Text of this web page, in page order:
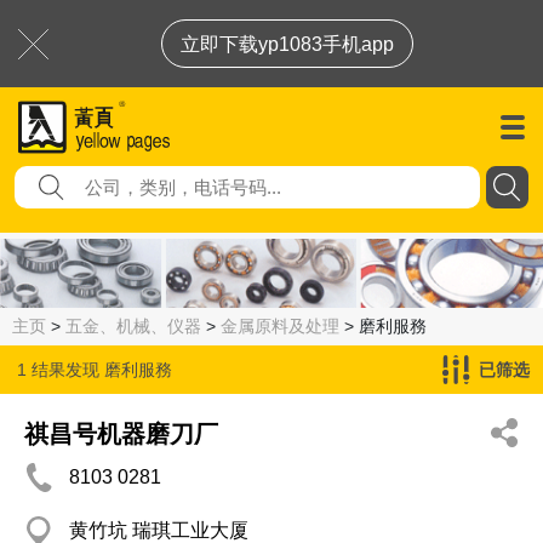
立即下载yp1083手机app
主页 > 五金、机械、仪器 > 金属原料及处理 > 磨利服務
1 结果发现 磨利服務 已筛选
祺昌号机器磨刀厂
8103 0281
黄竹坑 瑞琪工业大厦